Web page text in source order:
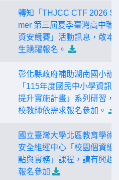
轉知「THJCC CTF 2026
mer 第三屆夏季臺灣高中職
資安競賽」活動訊息，敬本
生踴躍報名。
彰化縣政府補助湖南國小辦
「115年度國民中小學資訊
提升實施計畫」系列研習，
校教師依需求報名參加。
國立臺灣大學北區教育學術
安全維運中心「校園個資維
點與實務」課程，請有興趣
報名參加